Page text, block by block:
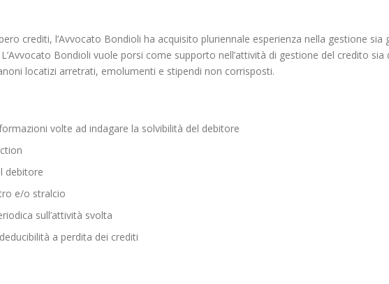
crediti, l’Avvocato Bondioli ha acquisito pluriennale esperienza nella gestione
Bondioli vuole porsi come supporto nell’attività di gestione del credito
locatizi arretrati, emolumenti e stipendi non corrisposti.
volte ad indagare la solvibilità del debitore
debitore
e/o stralcio
sull’attività svolta
a perdita dei crediti